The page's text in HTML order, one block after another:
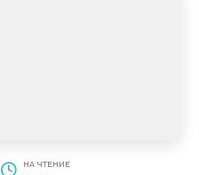
НА ЧТЕНИЕ